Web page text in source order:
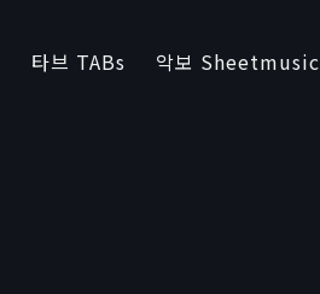
타브 TABs 악보 Sheetmusic